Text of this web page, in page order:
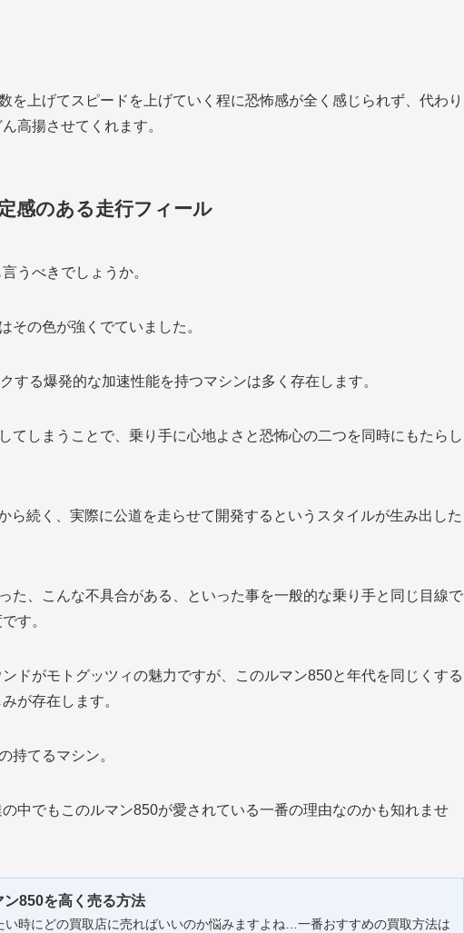
を上げてスピードを上げていく程に恐怖感が全く感じられず、代わり
高揚させてくれます。
感のある走行フィール
うべきでしょうか。
その色が強くでていました。
する爆発的な加速性能を持つマシンは多く存在します。
てしまうことで、乗り手に心地よさと恐怖心の二つを同時にもたらし
ら続く、実際に公道を走らせて開発するというスタイルが生み出した
た、こんな不具合がある、といった事を一般的な乗り手と同じ目線で
す。
ドがモトグッツィの魅力ですが、このルマン850と年代を同じくする
が存在します。
持てるマシン。
中でもこのルマン850が愛されている一番の理由なのかも知れませ
850を高く売る方法
時にどの買取店に売ればいいのか悩みますよね…一番おすすめの買取方法は